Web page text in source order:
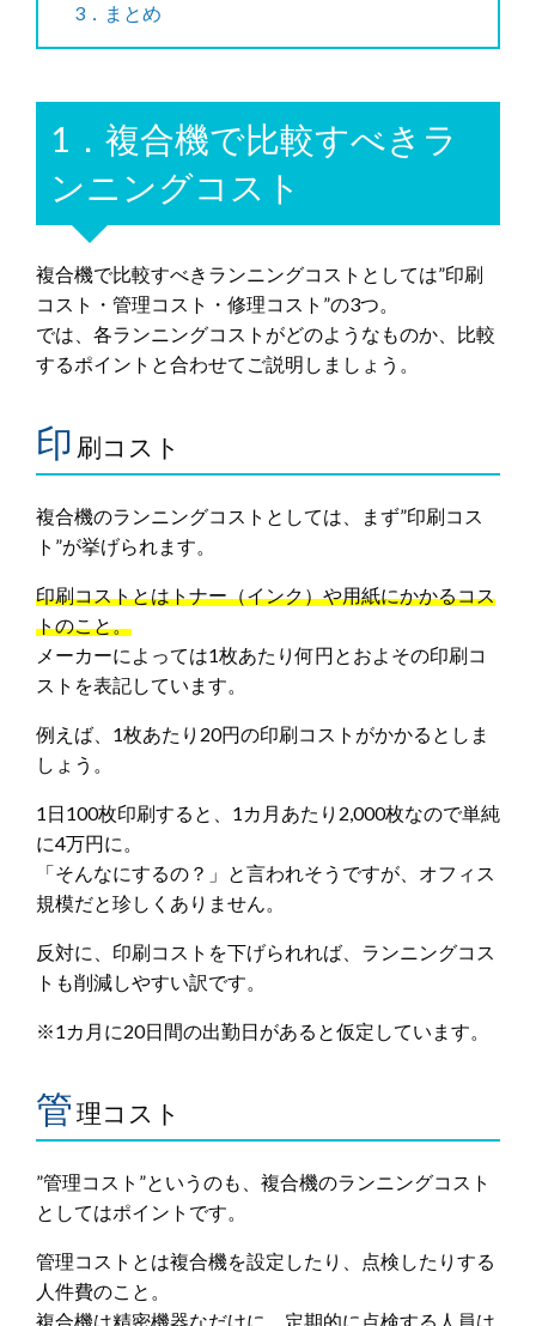
3．まとめ
1．複合機で比較すべきラ
ンニングコスト
複合機で比較すべきランニングコストとしては”印刷
コスト・管理コスト・修理コスト”の3つ。
では、各ランニングコストがどのようなものか、比較
するポイントと合わせてご説明しましょう。
印 刷コスト
複合機のランニングコストとしては、まず”印刷コス
ト”が挙げられます。
印刷コストとはトナー（インク）や用紙にかかるコス
トのこと。
メーカーによっては1枚あたり何円とおよその印刷コ
ストを表記しています。
例えば、1枚あたり20円の印刷コストがかかるとしま
しょう。
1日100枚印刷すると、1カ月あたり2,000枚なので単純
に4万円に。
「そんなにするの？」と言われそうですが、オフィス
規模だと珍しくありません。
反対に、印刷コストを下げられれば、ランニングコス
トも削減しやすい訳です。
※1カ月に20日間の出勤日があると仮定しています。
管理コスト
”管理コスト”というのも、複合機のランニングコスト
としてはポイントです。
管理コストとは複合機を設定したり、点検したりする
人件費のこと。
複合機は精密機器なだけに、定期的に点検する人員は